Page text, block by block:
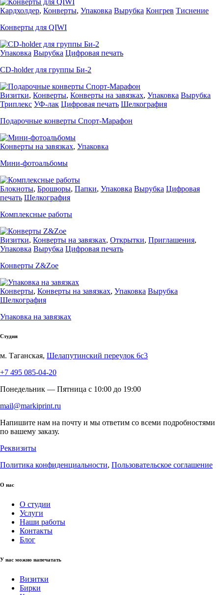
Кардхолдер, Конверты, Упаковка Вырубка Конгрев Тиснение
Конверты для QIWI
Упаковка Вырубка Цифровая печать
СD-holder для группы Би-2
Визитки, Конверты, Конверты на завязках, Упаковка Вырубка
Триплекс УФ-лак Цифровая печать Шелкография
Подарочные конверты Спорт-Марафон
Конверты на завязках, Упаковка
Мини-фотоальбомы
Блокноты, Брошюры, Папки, Упаковка Вырубка Цифровая
печать Шелкография
Комплексные работы
Визитки, Конверты на завязках, Открытки, Приглашения,
Упаковка Вырубка Цифровая печать
Конверты Z&Zoe
Конверты, Конверты на завязках, Упаковка Вырубка
Шелкография
Упаковка на завязках
Студия
м. Таганская, Шелапутинский переулок 6с3
+7 495 085-04-20
Понедельник — Пятница c 10:00 до 19:00
mail@markiprint.ru
Напишите нам на почту и мы ответим со всеми подробностями
по вашему заказу.
Реквизиты
Политика конфиденциальности, Пользовательское соглашение
О нас
О студии
Услуги
Наши работы
Контакты
Блог
У нас можно напечатать
Визитки
Бирки